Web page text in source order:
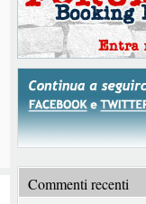
Commenti recenti